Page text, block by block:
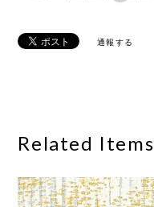
通報する
Related Items